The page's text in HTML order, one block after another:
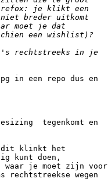
in een repo dus en
tegenkomt en
dit klinkt het
kunt doen,
waar je moet zijn voor
rechtstreekse wegen